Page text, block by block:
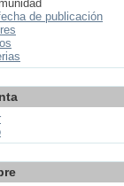
de publicación